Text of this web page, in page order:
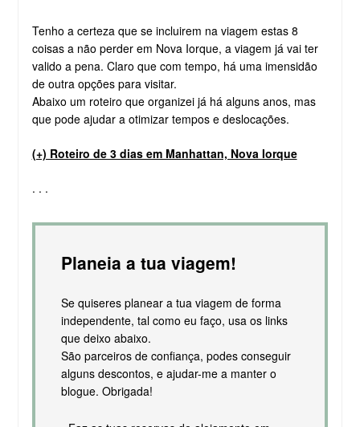
Tenho a certeza que se incluirem na viagem estas 8
coisas a não perder em Nova Iorque, a viagem já vai ter
valido a pena. Claro que com tempo, há uma imensidão
de outra opções para visitar.
Abaixo um roteiro que organizei já há alguns anos, mas
que pode ajudar a otimizar tempos e deslocações.
(+) Roteiro de 3 dias em Manhattan, Nova Iorque
. . .
Planeia a tua viagem!
Se quiseres planear a tua viagem de forma
independente, tal como eu faço, usa os links
que deixo abaixo.
São parceiros de confiança, podes conseguir
alguns descontos, e ajudar-me a manter o
blogue. Obrigada!